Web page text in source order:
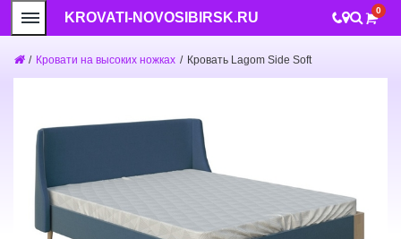
KROVATI-NOVOSIBIRSK.RU 0
/ Кровати на высоких ножках / Кровать Lagom Side Soft